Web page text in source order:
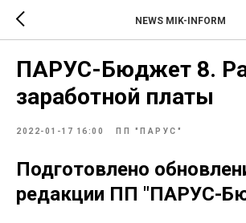
NEWS MIK-INFORM
ПАРУС-Бюджет 8.
заработной платы
2022-01-17 16:00 ПП "ПАРУС"
Подготовлено
редакции ПП "ПАРУС-